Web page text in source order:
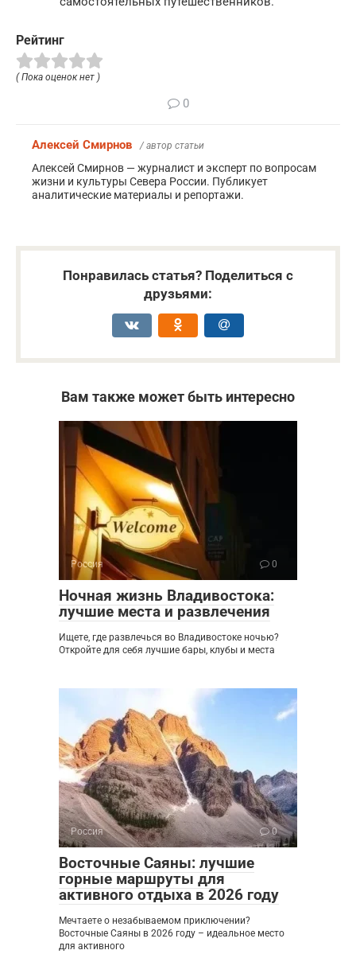
Рейтинг
( Пока оценок нет )
0
Алексей Смирнов / автор статьи
Алексей Смирнов — журналист и эксперт по вопросам
жизни и культуры Севера России. Публикует
аналитические материалы и репортажи.
Понравилась статья? Поделиться с
друзьями:
Вам также может быть интересно
Россия 0
Ночная жизнь Владивостока:
лучшие места и развлечения
Ищете, где развлечься во Владивостоке ночью?
Откройте для себя лучшие бары, клубы и места
Россия 0
Восточные Саяны: лучшие
горные маршруты для
активного отдыха в 2026 году
Мечтаете о незабываемом приключении?
Восточные Саяны в 2026 году – идеальное место
для активного